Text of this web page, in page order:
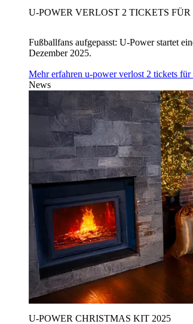
U‑POWER VERLOST 2 TICKETS
Fußballfans aufgepasst: U‑Power startet
Dezember 2025.
Mehr erfahren u‑power verlost 2 tickets
News
U‑POWER CHRISTMAS KIT 2025